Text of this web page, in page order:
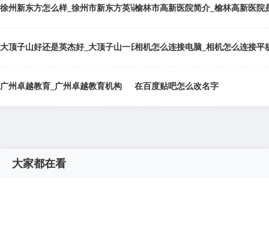
徐州新东方怎么样_徐州市新东方英语培训榆林市高新医院简介_榆林高新医院
大顶子山好还是英杰好_大顶子山一日游相机怎么连接电脑_相机怎么连接平
广州卓越教育_广州卓越教育机构 在百度贴吧怎么改名字
大家都在看